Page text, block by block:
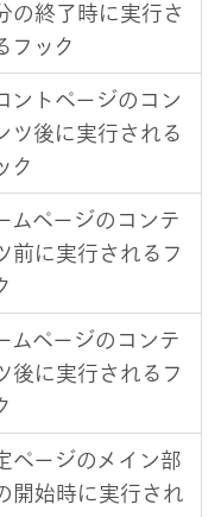
の終了時に実行さ
フック
ントページのコン
ツ後に実行される
ク
ムページのコンテ
前に実行されるフ
ムページのコンテ
後に実行されるフ
ページのメイン部
開始時に実行され